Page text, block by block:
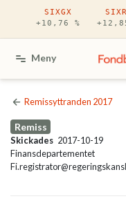
Hoppa till huvudinnehåll
SIXGX
+10,76 %
Meny
Remissyttranden 2017
Remiss
Skickades 2017-10-19
Finansdepartementet